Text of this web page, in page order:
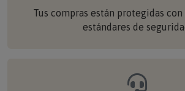
Tus compras están protegidas
estándares de